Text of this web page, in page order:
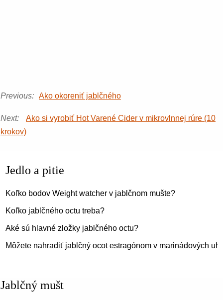
Previous: Ako okoreniť jablčného
Next:
Ako si vyrobiť Hot Varené Cider v mikrovlnnej rúre (10
krokov)
Jedlo a pitie
Koľko bodov Weight watcher v jablčnom mušte?
Koľko jablčného octu treba?
Aké sú hlavné zložky jablčného octu?
Môžete nahradiť jablčný ocot estragónom v marinádových
Jablčný mušt